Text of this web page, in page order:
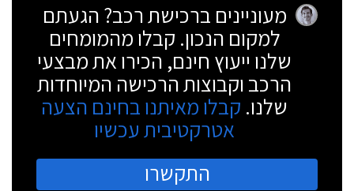
מעוניינים ברכישת רכב? הגעתם
למקום הנכון. קבלו מהמומחים
שלנו ייעוץ חינם, הכירו את מבצעי
הרכב וקבוצות הרכישה המיוחדות
שלנו. קבלו מאיתנו בחינם הצעה
אטרקטיבית עכשיו
התקשרו